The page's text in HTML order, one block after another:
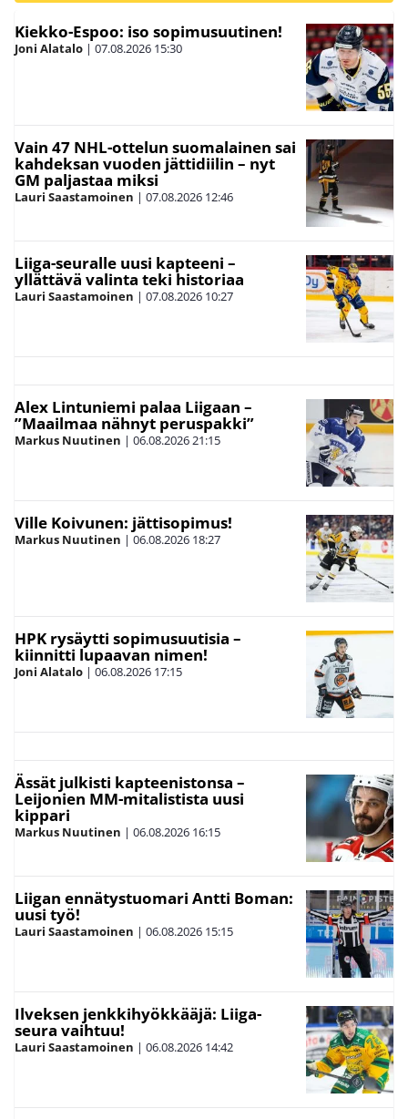
Kiekko-Espoo: iso sopimusuutinen!
Joni Alatalo | 07.08.2026 15:30
Vain 47 NHL-ottelun suomalainen sai
kahdeksan vuoden jättidiilin – nyt
GM paljastaa miksi
Lauri Saastamoinen | 07.08.2026 12:46
Liiga-seuralle uusi kapteeni –
yllättävä valinta teki historiaa
Lauri Saastamoinen | 07.08.2026 10:27
Alex Lintuniemi palaa Liigaan –
”Maailmaa nähnyt peruspakki”
Markus Nuutinen | 06.08.202621:15
Ville Koivunen: jättisopimus!
Markus Nuutinen | 06.08.2026 18:27
HPK rysäytti sopimusuutisia –
kiinnitti lupaavan nimen!
Joni Alatalo | 06.08.2026 17:15
Ässät julkisti kapteenistonsa –
Leijonien MM-mitalistista uusi
kippari
Markus Nuutinen | 06.08.2026 16:15
Liigan ennätystuomari Antti Boman:
uusi työ!
Lauri Saastamoinen | 06.08.2026 15:15
Ilveksen jenkkihyökkääjä: Liiga-
seura vaihtuu!
Lauri Saastamoinen | 06.08.2026 14:42